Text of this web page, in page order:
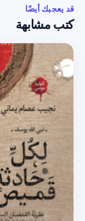
قد يعجبك أيضًا
كتب مشابهة